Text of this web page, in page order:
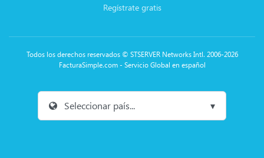
Regístrate gratis
Todos los derechos reservados © STSERVER Networks Intl. 2006-2026
FacturaSimple.com - Servicio Global en español
Seleccionar país... ▾